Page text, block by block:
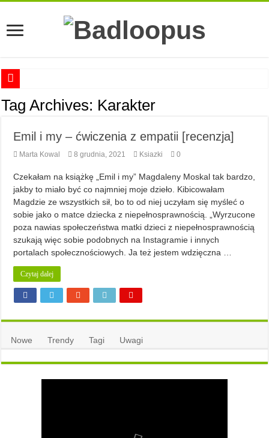
Anna Romaszkan – Praca w prosektorium nie pomaga oswoić się ze
Najlepsze mangi dla dorosłych
Najciekawsze zapowiedzi komiksowe na 2023 rok
Tag Archives: Karakter
Emil i my – ćwiczenia z empatii [recenzja]
Marta Kowal 8 grudnia, 2021 Ksiazki 0
Czekałam na książkę „Emil i my” Magdaleny Moskal tak bardzo,
jakby to miało być co najmniej moje dzieło. Kibicowałam
Magdzie ze wszystkich sił, bo to od niej uczyłam się myśleć o
sobie jako o matce dziecka z niepełnosprawnością. „Wyrzucone
poza nawias społeczeństwa matki dzieci z niepełnosprawnością
szukają więc sobie podobnych na Instagramie i innych
portalach społecznościowych. Ja też jestem wdzięczna …
Czytaj dalej
Nowe Trendy Tagi Uwagi